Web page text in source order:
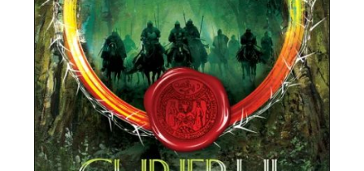
Istorie și Conspirații
Manuale și Dicționare
Medicină și Sănătate
Practic. Casă și Grădina
Psihologie
Religie
Spiritualitate